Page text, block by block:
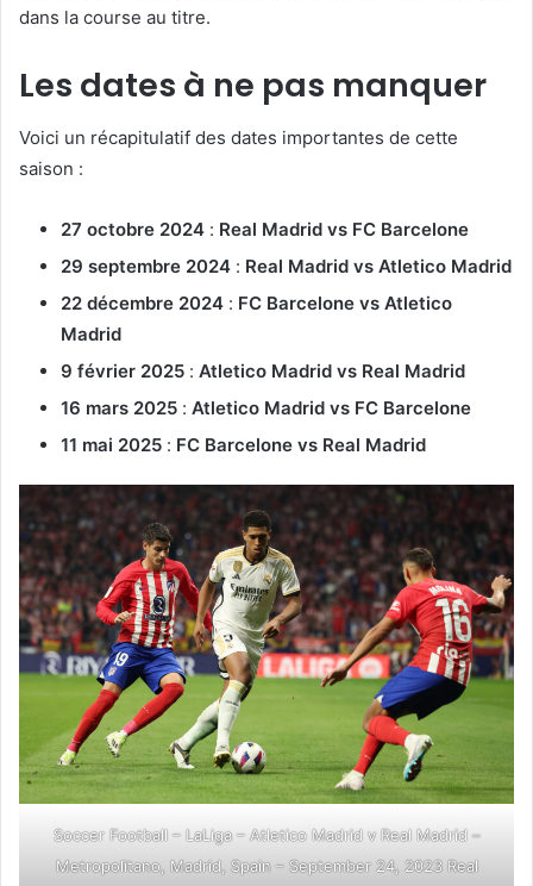
dans la course au titre.
Les dates à ne pas manquer
Voici un récapitulatif des dates importantes de cette
saison :
27 octobre 2024 : Real Madrid vs FC Barcelone
29 septembre 2024 : Real Madrid vs Atletico Madrid
22 décembre 2024 : FC Barcelone vs Atletico
Madrid
9 février 2025 : Atletico Madrid vs Real Madrid
16 mars 2025 : Atletico Madrid vs FC Barcelone
11 mai 2025 : FC Barcelone vs Real Madrid
Soccer Football – LaLiga – Atletico Madrid v Real Madrid –
Metropolitano, Madrid, Spain – September 24, 2023 Real